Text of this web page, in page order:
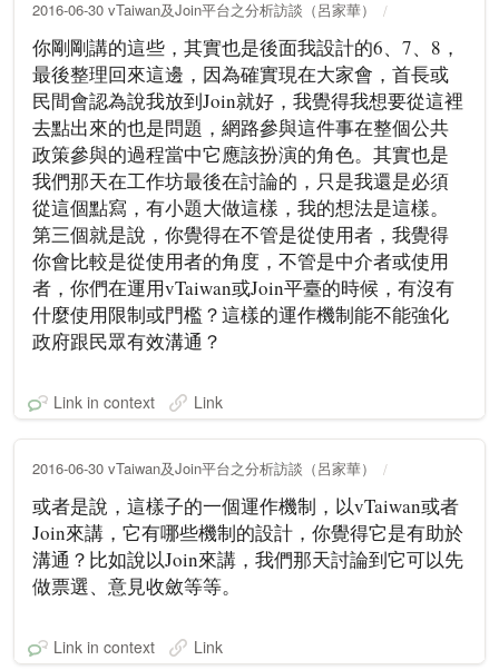
2016-06-30 vTaiwan及Join平台之分析訪談（呂家華）
你剛剛講的這些，其實也是後面我設計的6、7、8，
最後整理回來這邊，因為確實現在大家會，首長或
民間會認為說我放到Join就好，我覺得我想要從這裡
去點出來的也是問題，網路參與這件事在整個公共
政策參與的過程當中它應該扮演的角色。其實也是
我們那天在工作坊最後在討論的，只是我還是必須
從這個點寫，有小題大做這樣，我的想法是這樣。
第三個就是說，你覺得在不管是從使用者，我覺得
你會比較是從使用者的角度，不管是中介者或使用
者，你們在運用vTaiwan或Join平臺的時候，有沒有
什麼使用限制或門檻？這樣的運作機制能不能強化
政府跟民眾有效溝通？
Link in context Link
2016-06-30 vTaiwan及Join平台之分析訪談（呂家華）
或者是說，這樣子的一個運作機制，以vTaiwan或者
Join來講，它有哪些機制的設計，你覺得它是有助於
溝通？比如說以Join來講，我們那天討論到它可以先
做票選、意見收斂等等。
Link in context Link